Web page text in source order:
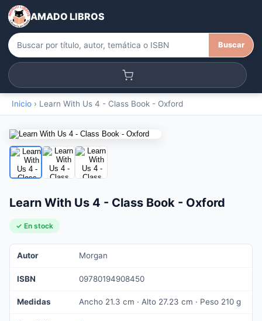
AMADO LIBROS
Buscar
Inicio › Learn With Us 4 - Class Book - Oxford
Learn With Us 4 - Class Book - Oxford
✓ En stock
Autor Morgan
ISBN 09780194908450
Medidas Ancho 21.3 cm · Alto 27.23 cm · Peso 210 g